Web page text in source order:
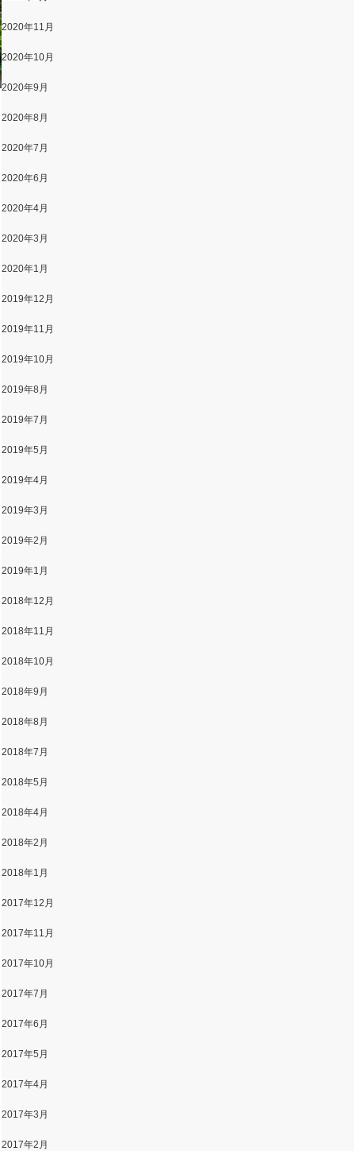
2020年11月
2020年10月
2020年9月
2020年8月
2020年7月
2020年6月
2020年4月
2020年3月
2020年1月
2019年12月
2019年11月
2019年10月
2019年8月
2019年7月
2019年5月
2019年4月
2019年3月
2019年2月
2019年1月
2018年12月
2018年11月
2018年10月
2018年9月
2018年8月
2018年7月
2018年5月
2018年4月
2018年2月
2018年1月
2017年12月
2017年11月
2017年10月
2017年7月
2017年6月
2017年5月
2017年4月
2017年3月
2017年2月